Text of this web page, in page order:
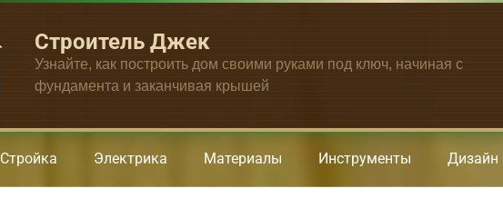
Строитель Джек
Узнайте, как построить дом своими руками под ключ, начиная с
фундамента и заканчивая крышей
Стройка Электрика Материалы Инструменты Дизайн